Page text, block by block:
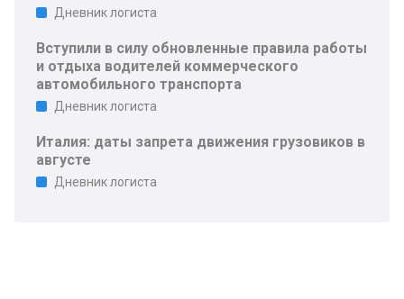
Дневник логиста
Вступили в силу обновленные правила работы
и отдыха водителей коммерческого
автомобильного транспорта
Дневник логиста
Италия: даты запрета движения грузовиков в
августе
Дневник логиста